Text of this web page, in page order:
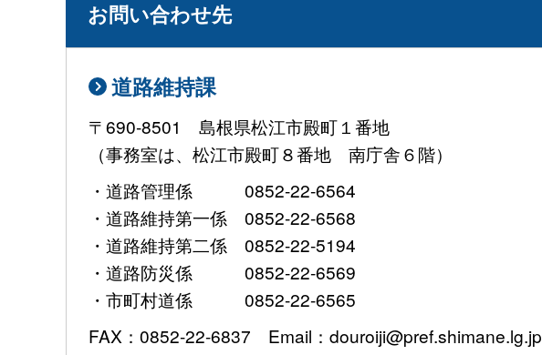
お問い合わせ先
道路維持課
〒690-8501 島根県松江市殿町１番地
（事務室は、松江市殿町８番地 南庁舎６階）
・道路管理係 0852-22-6564
・道路維持第一係 0852-22-6568
・道路維持第二係 0852-22-5194
・道路防災係 0852-22-6569
・市町村道係 0852-22-6565
FAX：0852-22-6837 Email：douroiji@pref.shimane.lg.jp